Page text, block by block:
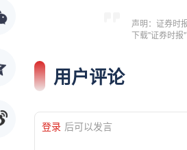
声明：证券时
下载"证券时报
用户评论
登录 后可以发言